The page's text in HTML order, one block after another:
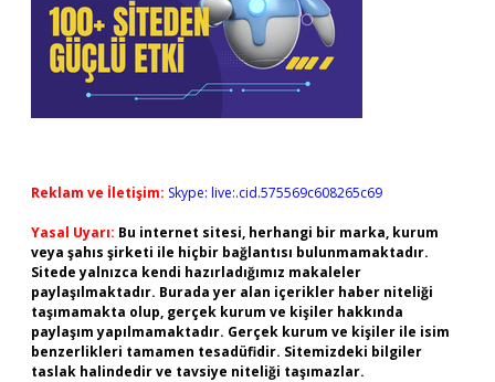
Reklam ve İletişim: Skype: live:.cid.575569c608265c69
Yasal Uyarı: Bu internet sitesi, herhangi bir marka, kurum
veya şahıs şirketi ile hiçbir bağlantısı bulunmamaktadır.
Sitede yalnızca kendi hazırladığımız makaleler
paylaşılmaktadır. Burada yer alan içerikler haber niteliği
taşımamakta olup, gerçek kurum ve kişiler hakkında
paylaşım yapılmamaktadır. Gerçek kurum ve kişiler ile isim
benzerlikleri tamamen tesadüfidir. Sitemizdeki bilgiler
taslak halindedir ve tavsiye niteliği taşımazlar.